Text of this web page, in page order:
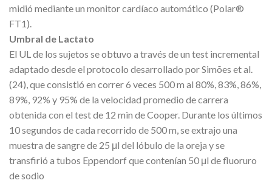
midió mediante un monitor cardíaco automático (Polar®
FT1).
Umbral de Lactato
El UL de los sujetos se obtuvo a través de un test incremental
adaptado desde el protocolo desarrollado por Simões et al.
(24), que consistió en correr 6 veces 500 m al 80%, 83%, 86%,
89%, 92% y 95% de la velocidad promedio de carrera
obtenida con el test de 12 min de Cooper. Durante los últimos
10 segundos de cada recorrido de 500 m, se extrajo una
muestra de sangre de 25 μl del lóbulo de la oreja y se
transfirió a tubos Eppendorf que contenían 50 μl de fluoruro
de sodio